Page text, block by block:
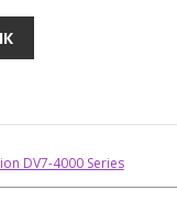
DV7-4000 Series